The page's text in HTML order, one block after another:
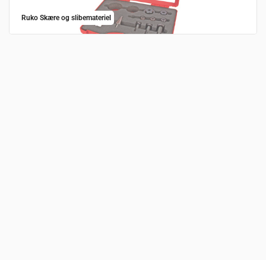
Ruko Skære og slibemateriel